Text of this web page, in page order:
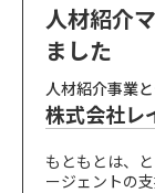
人材紹介
ました
人材紹介事業
株式会社レ
もともとは、
ージェントの